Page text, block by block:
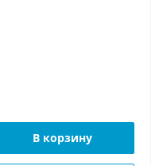
В корзину